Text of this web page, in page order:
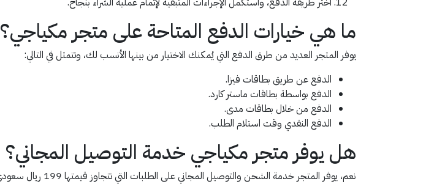
ما هي خيارات الدفع المتاحة على متجر مكياجي؟
يوفر المتجر العديد من طرق الدفع التي يُمكنك الاختيار من بينها الأنسب لك، وتتمثل في التالي:
الدفع عن طريق بطاقات فيزا.
الدفع بواسطة بطاقات ماستر كارد.
الدفع من خلال بطاقات مدى.
الدفع النقدي وقت استلام الطلب.
هل يوفر متجر مكياجي خدمة التوصيل المجاني؟
نعم، يوفر المتجر خدمة الشحن والتوصيل المجاني على الطلبات التي تتجاوز قيمتها 199 ريال سعودي أو درهم إماراتي.